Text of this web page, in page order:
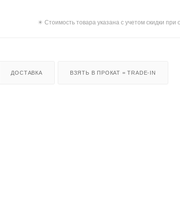
✴️ Стоимость товара указана с учетом скидки при
ДОСТАВКА ВЗЯТЬ В ПРОКАТ = TRADE-IN